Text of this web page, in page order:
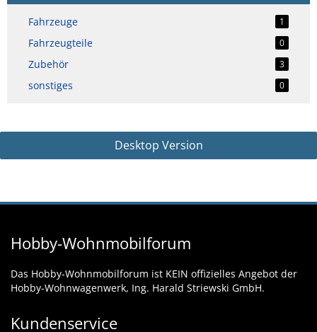
Fahrzeuge 1
Fahrzeugteile 0
Zubehör 3
sonstiges 0
Desktop Version
Hobby-Wohnmobilforum
Das Hobby-Wohnmobilforum ist KEIN offizielles Angebot der
Hobby-Wohnwagenwerk, Ing. Harald Striewski GmbH.
Kundenservice